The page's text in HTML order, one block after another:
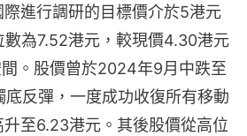
際進行調研的目標價介於5港元
數為7.52港元，較現價4.30港元
。股價曾於2024年9月中跌至
反彈，一度成功收復所有移動
至6.23港元。其後股價從高位